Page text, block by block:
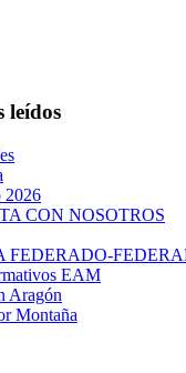
leídos
2026
CON NOSOTROS
FEDERADO-
EAM
Aragón
Montaña